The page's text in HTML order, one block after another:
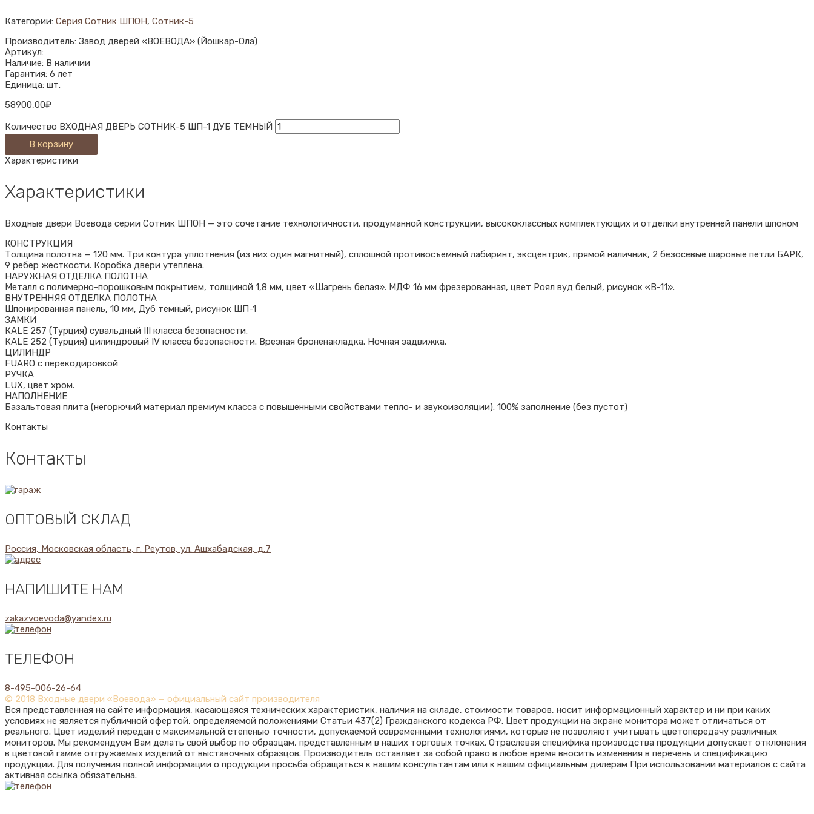
Категории: Серия Сотник ШПОН, Сотник-5
Производитель: Завод дверей «ВОЕВОДА» (Йошкар-Ола)
Артикул:
Наличие: В наличии
Гарантия: 6 лет
Единица: шт.
58900,00₽
Количество ВХОДНАЯ ДВЕРЬ СОТНИК-5 ШП-1 ДУБ ТЕМНЫЙ
В корзину
Характеристики
Характеристики
Входные двери Воевода серии Сотник ШПОН — это сочетание технологичности, продуманной конструкции, высококлассных комплектующих и отделки внутренней панели шпоном
КОНСТРУКЦИЯ
Толщина полотна — 120 мм. Три контура уплотнения (из них один магнитный), сплошной противосъемный лабиринт, эксцентрик, прямой наличник, 2 безосевые шаровые петли БАРК,
9 ребер жесткости. Коробка двери утеплена.
НАРУЖНАЯ ОТДЕЛКА ПОЛОТНА
Металл с полимерно-порошковым покрытием, толщиной 1,8 мм, цвет «Шагрень белая». МДФ 16 мм фрезерованная, цвет Роял вуд белый, рисунок «В-11».
ВНУТРЕННЯЯ ОТДЕЛКА ПОЛОТНА
Шпонированная панель, 10 мм, Дуб темный, рисунок ШП-1
ЗАМКИ
КALE 257 (Турция) сувальдный III класса безопасности.
КALE 252 (Турция) цилиндровый IV класса безопасности. Врезная броненакладка. Ночная задвижка.
ЦИЛИНДР
FUARO с перекодировкой
РУЧКА
LUX, цвет хром.
НАПОЛНЕНИЕ
Базальтовая плита (негорючий материал премиум класса с повышенными свойствами тепло- и звукоизоляции). 100% заполнение (без пустот)
Контакты
Контакты
ОПТОВЫЙ СКЛАД
Россия, Московская область, г. Реутов, ул. Ашхабадская, д.7
НАПИШИТЕ НАМ
zakazvoevoda@yandex.ru
ТЕЛЕФОН
8-495-006-26-64
© 2018 Входные двери «Воевода» — официальный сайт производителя
Вся представленная на сайте информация, касающаяся технических характеристик, наличия на складе, стоимости товаров, носит информационный характер и ни при каких
условиях не является публичной офертой, определяемой положениями Статьи 437(2) Гражданского кодекса РФ. Цвет продукции на экране монитора может отличаться от
реального. Цвет изделий передан с максимальной степенью точности, допускаемой современными технологиями, которые не позволяют учитывать цветопередачу различных
мониторов. Мы рекомендуем Вам делать свой выбор по образцам, представленным в наших торговых точках. Отраслевая специфика производства продукции допускает отклонения
в цветовой гамме отгружаемых изделий от выставочных образцов. Производитель оставляет за собой право в любое время вносить изменения в перечень и спецификацию
продукции. Для получения полной информации о продукции просьба обращаться к нашим консультантам или к нашим официальным дилерам При использовании материалов с сайта
активная ссылка обязательна.